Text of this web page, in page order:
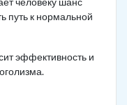
путь к нормальной
эффективность и